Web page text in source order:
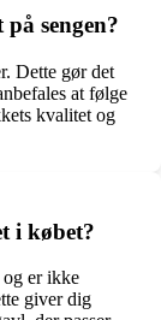
sengen?
Dette gør det
at følge
kvalitet og
i købet?
og er ikke
giver dig